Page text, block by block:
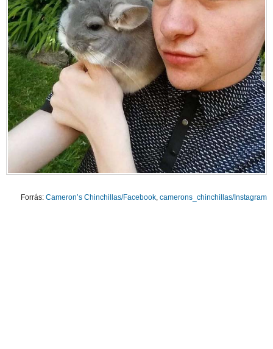
Forrás: Cameron’s Chinchillas/Facebook camerons_chinchillas/Instagram